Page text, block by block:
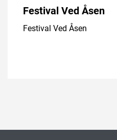
Festival Ved Åsen
Festival Ved Åsen